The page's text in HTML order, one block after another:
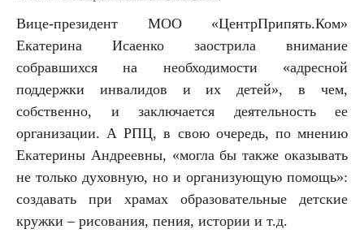
Вице-президент МОО «ЦентрПрипять.Ком»
Екатерина Исаенко заострила внимание
собравшихся на необходимости «адресной
поддержки инвалидов и их детей», в чем,
собственно, и заключается деятельность ее
организации. А РПЦ, в свою очередь, по мнению
Екатерины Андреевны, «могла бы также оказывать
не только духовную, но и организующую помощь»:
создавать при храмах образовательные детские
кружки – рисования, пения, истории и т.д.